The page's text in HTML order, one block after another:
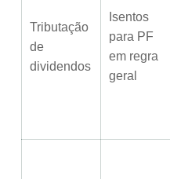
Tributação
de
dividendos
Isentos
para PF
em regra
geral